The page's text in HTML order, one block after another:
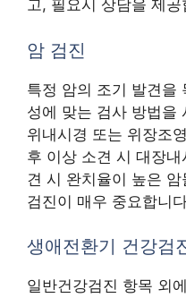
고, 필요시 상담을 제공
암 검진
특정 암의 조기 발견을
성에 맞는 검사 방법을
위내시경 또는 위장조
후 이상 소견 시 대장
견 시 완치율이 높은
검진이 매우 중요합니
생애전환기 건강검
일반건강검진 항목 외